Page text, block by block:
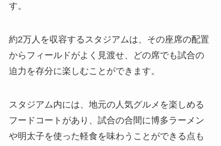
す。
約2万人を収容するスタジアムは、その座席の配置
からフィールドがよく見渡せ、どの席でも試合の
迫力を存分に楽しむことができます。
スタジアム内には、地元の人気グルメを楽しめる
フードコートがあり、試合の合間に博多ラーメン
や明太子を使った軽食を味わうことができる点も